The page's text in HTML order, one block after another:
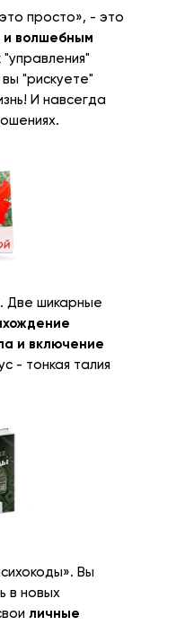
просто», - это
и волшебным
"рискуете"
И навсегда
Две шикарные
и включение
- тонкая талия
Вы
в новых
личные